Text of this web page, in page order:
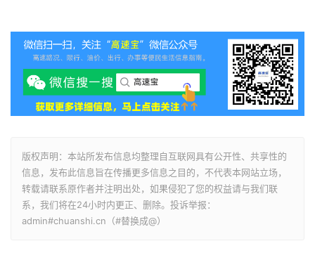
版权声明：本站所发布信息均整理自互联网具有公开性、共享性的
信息，发布此信息旨在传播更多信息之目的，不代表本网站立场，
转载请联系原作者并注明出处，如果侵犯了您的权益请与我们联
系，我们将在24小时内更正、删除。投诉举报：
admin#chuanshi.cn（#替换成@）